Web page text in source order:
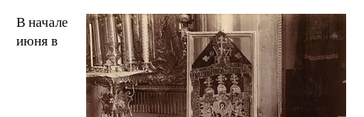
В начале
июня в